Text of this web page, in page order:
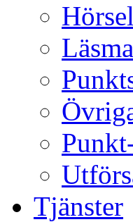
Hörsel
Tjänster